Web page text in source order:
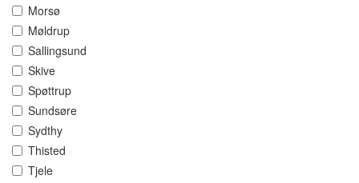
Morsø
Møldrup
Sallingsund
Skive
Spøttrup
Sundsøre
Sydthy
Thisted
Tjele